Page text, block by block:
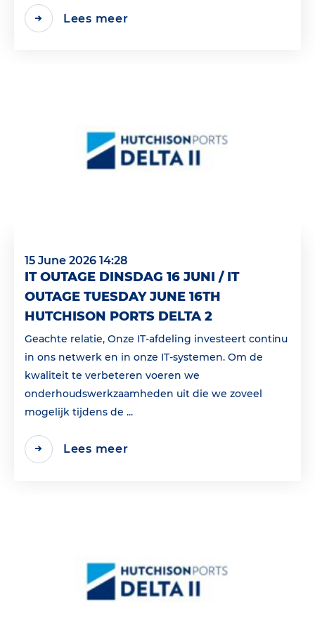
Lees meer
15 June 2026 14:28
IT OUTAGE DINSDAG 16 JUNI / IT
OUTAGE TUESDAY JUNE 16TH
HUTCHISON PORTS DELTA 2
Geachte relatie, Onze IT-afdeling investeert continu
in ons netwerk en in onze IT-systemen. Om de
kwaliteit te verbeteren voeren we
onderhoudswerkzaamheden uit die we zoveel
mogelijk tijdens de ...
Lees meer